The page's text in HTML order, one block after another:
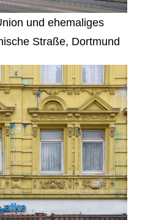
und ehemaliges
Straße, Dortmund